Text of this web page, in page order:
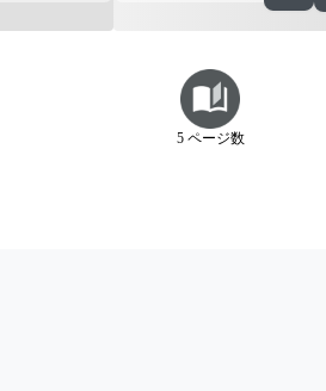
5 ページ数